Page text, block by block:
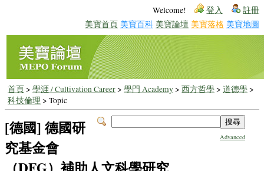
Welcome! 登入 註冊
美寶首頁 美寶百科 美寶論壇 美寶落格 美寶地圖
首頁> 學涯 / Cultivation Career> 學門 Academy> 西方哲學> 道德學>
科技倫理 > Topic
Advanced
[德國] 德國研
究基金會